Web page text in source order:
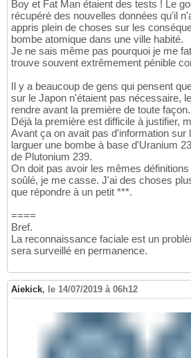
Boy et Fat Man étaient des tests ! Le
récupéré des nouvelles données qu'il
appris plein de choses sur les
bombe atomique dans une ville habité.
Je ne sais même pas pourquoi je me
trouve souvent extrêmement pénible
Il y a beaucoup de gens qui pensent
sur le Japon n'étaient pas nécessaire,
rendre avant la première de toute
Déjà la première est difficile à justifier,
Avant ça on avait pas d'information sur
larguer une bombe à base d'Uranium
de Plutonium 239.
On doit pas avoir les mêmes
soûlé, je me casse. J'ai des choses
que répondre à un petit ***.
====
Bref.
La reconnaissance faciale est un
sera surveillé en permanence.
Aiekick, le 14/07/2019 à 06h12